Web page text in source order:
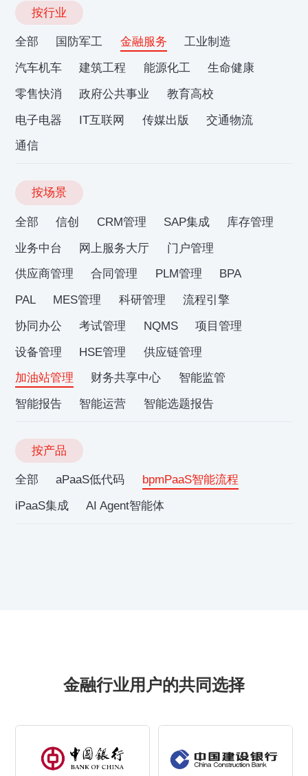
按行业
全部 国防军工 金融服务
工业制造
汽车机车
建筑工程 能源化工
生命健康
零售快消
政府公共事业
教育高校
电子电器
IT互联网 传媒出版
交通物流
通信
按场景
全部 信创 CRM管理 SAP集成
库存管理
业务中台
网上服务大厅
门户管理
供应商管理
合同管理 PLM管理
BPA
PAL
MES管理 科研管理
流程引擎
协同办公
考试管理 NQMS
项目管理
设备管理
HSE管理
供应链管理
加油站管理
财务共享中心
智能监管
智能报告
智能运营 智能选题报告
按产品
全部 aPaaS低代码
bpmPaaS智能流程
iPaaS集成
AI Agent智能体
金融行业用户的共同选择